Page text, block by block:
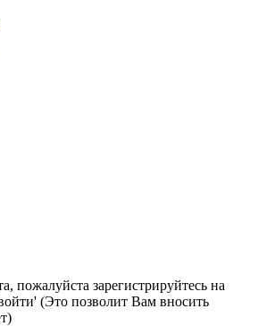
пожалуйста зарегистрируйтесь на
(Это позволит Вам вносить